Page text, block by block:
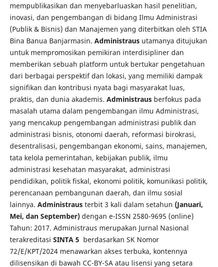
mempublikasikan dan menyebarluaskan hasil penelitian,
inovasi, dan pengembangan di bidang Ilmu Administrasi
(Publik & Bisnis) dan Manajemen yang diterbitkan oleh STIA
Bina Banua Banjarmasin. Administrausutamanya ditujukan
untuk mempromosikan pemikiran interdisipliner dan
memberikan sebuah platform untuk bertukar pengetahuan
dari berbagai perspektif dan lokasi, yang memiliki dampak
signifikan dan kontribusi nyata bagi masyarakat luas,
praktis, dan dunia akademis. Administrausberfokus pada
masalah utama dalam pengembangan ilmu Administrasi,
yang mencakup pengembangan administrasi publik dan
administrasi bisnis, otonomi daerah, reformasi birokrasi,
desentralisasi, pengembangan ekonomi, sains, manajemen,
tata kelola pemerintahan, kebijakan publik, ilmu
administrasi kesehatan masyarakat, administrasi
pendidikan, politik fiskal, ekonomi politik, komunikasi politik,
perencanaan pembangunan daerah, dan ilmu sosial
lainnya. Administrausterbit 3 kali dalam setahun (Januari,
Mei, dan September)dengan e-ISSN 2580-9695 (online)
Tahun: 2017. Administraus merupakan Jurnal Nasional
terakreditasi SINTA 5 berdasarkan SK Nomor
72/E/KPT/2024 menawarkan akses terbuka, kontennya
dilisensikan di bawah CC-BY-SA atau lisensi yang setara